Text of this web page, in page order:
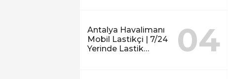
Antalya Havalimanı
Mobil Lastikçi | 7/24
Yerinde Lastik
04